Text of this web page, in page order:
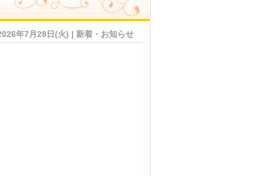
年7月28日(火) | 新着・お知らせ